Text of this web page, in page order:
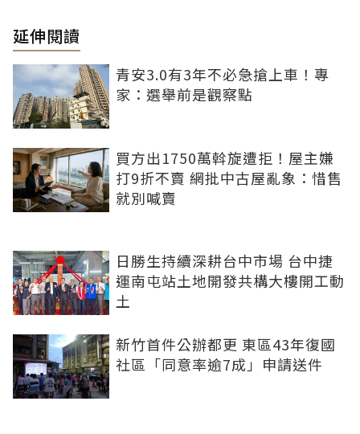
延伸閱讀
青安3.0有3年不必急搶上車！專
家：選舉前是觀察點
買方出1750萬斡旋遭拒！屋主嫌
打9折不賣 網批中古屋亂象：惜售
就別喊賣
日勝生持續深耕台中市場 台中捷
運南屯站土地開發共構大樓開工動
土
新竹首件公辦都更 東區43年復國
社區「同意率逾7成」申請送件